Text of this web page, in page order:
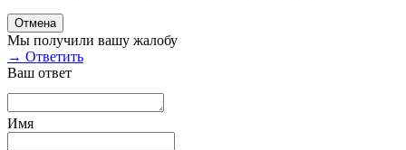
Отмена
Мы получили вашу жалобу
→ Ответить
Ваш ответ
Имя